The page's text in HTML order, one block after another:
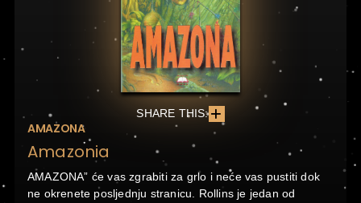
SHARE THIS:
AMAZONA
Amazonia
AMAZONA” će vas zgrabiti za grlo i neće vas pustiti dok
ne okrenete posljednju stranicu. Rollins je jedan od